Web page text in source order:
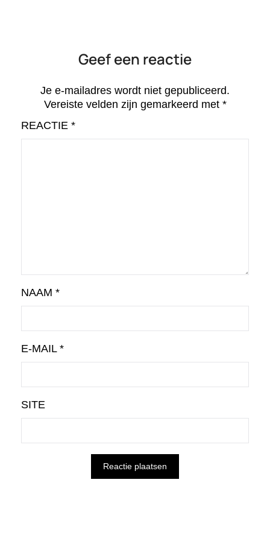
Geef een reactie
Je e-mailadres wordt niet gepubliceerd.
Vereiste velden zijn gemarkeerd met *
REACTIE *
NAAM *
E-MAIL *
SITE